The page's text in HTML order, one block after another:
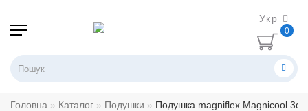
Укр
0
Головна Каталог Подушки Подушка magniflex Magnicool 3d